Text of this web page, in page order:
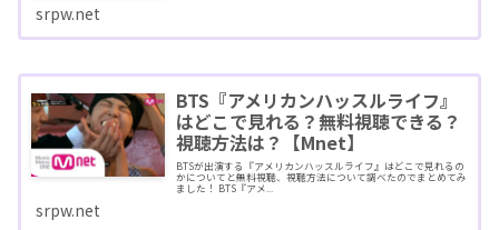
srpw.net
BTS『アメリカンハッスルライフ』
はどこで見れる？無料視聴できる？
視聴方法は？【Mnet】
BTSが出演する『アメリカンハッスルライフ』はどこで見れるの
かについてと無料視聴、視聴方法について調べたのでまとめてみ
ました！ BTS『アメ...
srpw.net